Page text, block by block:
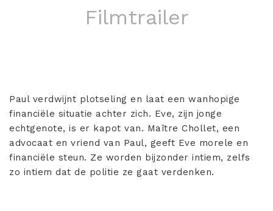
Filmtrailer
Paul verdwijnt plotseling en laat een wanhopige
financiële situatie achter zich. Eve, zijn jonge
echtgenote, is er kapot van. Maître Chollet, een
advocaat en vriend van Paul, geeft Eve morele en
financiële steun. Ze worden bijzonder intiem, zelfs
zo intiem dat de politie ze gaat verdenken.